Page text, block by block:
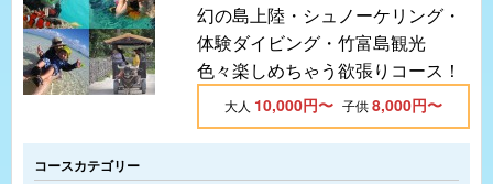
幻の島上陸・シュノーケリング・
体験ダイビング・竹富島観光
色々楽しめちゃう欲張りコース！
大人 10,000円〜 子供8,000円〜
コースカテゴリー